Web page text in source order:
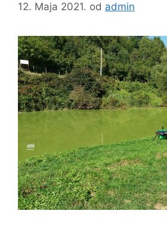
12. Maja 2021. od admin